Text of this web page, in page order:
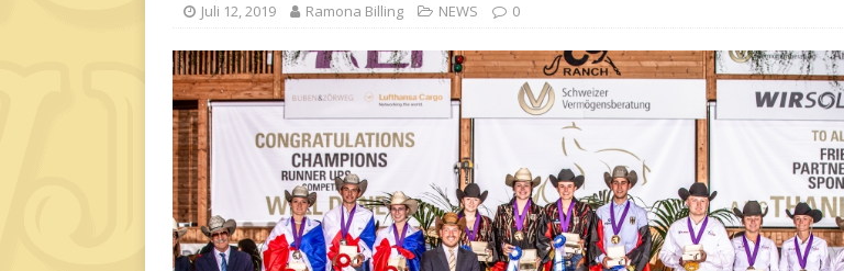
Juli 12, 2019 Ramona Billing NEWS 0